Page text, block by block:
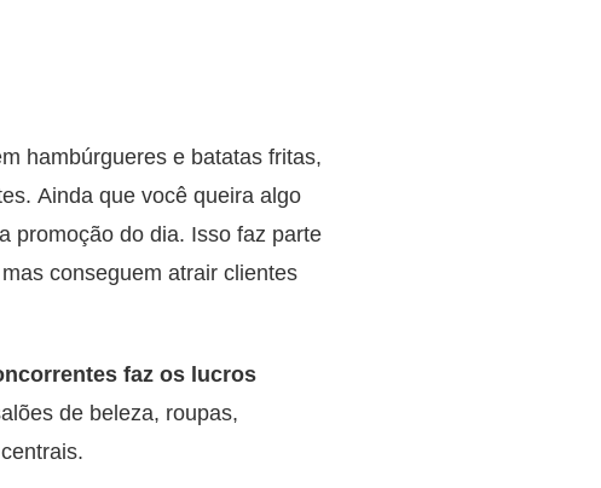
hambúrgueres e batatas fritas,
Ainda que você queira algo
promoção do dia. Isso faz parte
conseguem atrair clientes
faz os lucros
de beleza, roupas,